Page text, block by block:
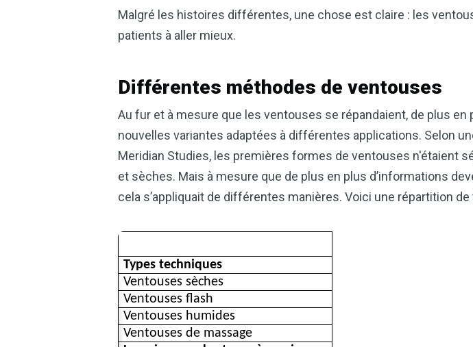
Malgré les histoires différentes, une chose est claire : les
patients à aller mieux.
Différentes méthodes de ventouses
Au fur et à mesure que les ventouses se répandaient, de plus
nouvelles variantes adaptées à différentes applications. Selon
Meridian Studies, les premières formes de ventouses n'étaient
et sèches. Mais à mesure que de plus en plus d’informations
cela s’appliquait de différentes manières. Voici une répartition
Types techniques
Ventouses sèches
Ventouses flash
Ventouses humides
Ventouses de massage